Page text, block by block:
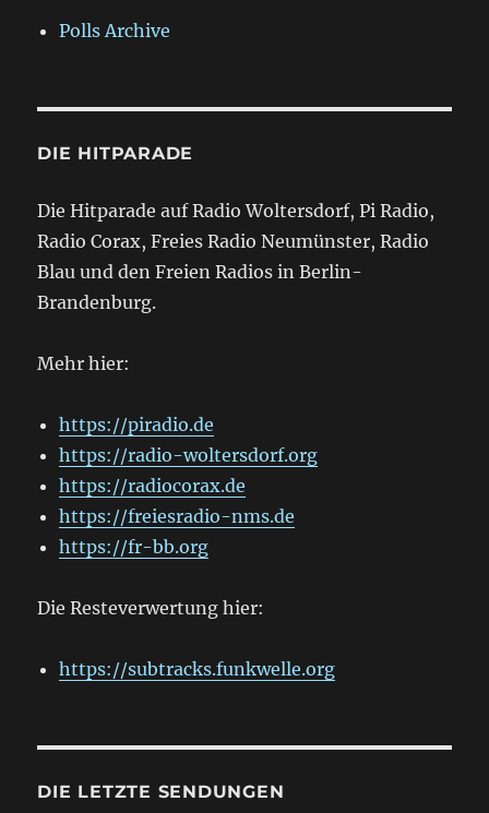
Polls Archive
DIE HITPARADE
Die Hitparade auf Radio Woltersdorf, Pi Radio,
Radio Corax, Freies Radio Neumünster, Radio
Blau und den Freien Radios in Berlin-
Brandenburg.
Mehr hier:
https://piradio.de
https://radio-woltersdorf.org
https://radiocorax.de
https://freiesradio-nms.de
https://fr-bb.org
Die Resteverwertung hier:
https://subtracks.funkwelle.org
DIE LETZTE SENDUNGEN